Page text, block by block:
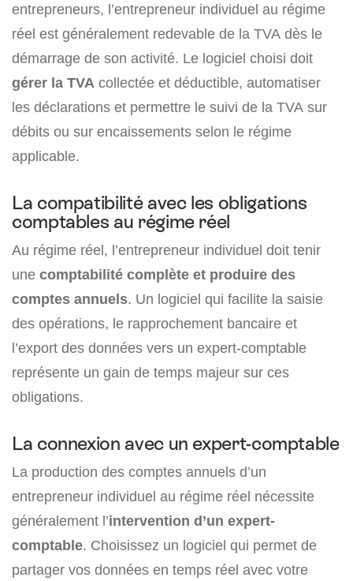
entrepreneurs, l’entrepreneur individuel au régime
réel est généralement redevable de la TVA dès le
démarrage de son activité. Le logiciel choisi doit
gérer la TVA collectée et déductible, automatiser
les déclarations et permettre le suivi de la TVA sur
débits ou sur encaissements selon le régime
applicable.
La compatibilité avec les obligations
comptables au régime réel
Au régime réel, l’entrepreneur individuel doit tenir
une comptabilité complète et produire des
comptes annuels. Un logiciel qui facilite la saisie
des opérations, le rapprochement bancaire et
l’export des données vers un expert-comptable
représente un gain de temps majeur sur ces
obligations.
La connexion avec un expert-comptable
La production des comptes annuels d’un
entrepreneur individuel au régime réel nécessite
généralement l’intervention d’un expert-
comptable. Choisissez un logiciel qui permet de
partager vos données en temps réel avec votre